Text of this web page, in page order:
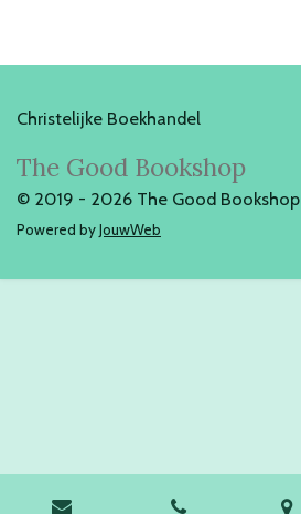
Christelijke Boekhandel
The Good Bookshop
© 2019 - 2026 The Good Bookshop
Powered byJouwWeb